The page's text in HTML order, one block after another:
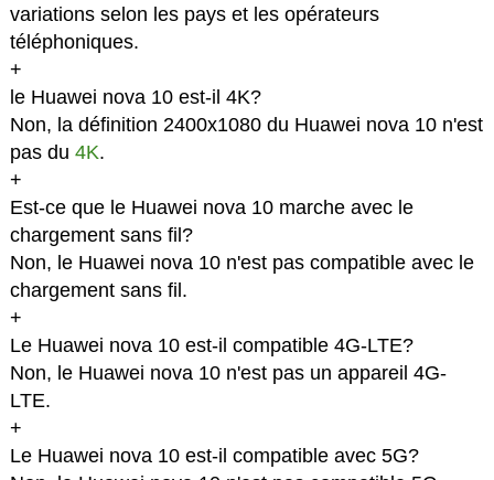
variations selon les pays et les opérateurs
téléphoniques.
+
le Huawei nova 10 est-il 4K?
Non, la définition 2400x1080 du Huawei nova 10 n'est
pas du 4K.
+
Est-ce que le Huawei nova 10 marche avec le
chargement sans fil?
Non, le Huawei nova 10 n'est pas compatible avec le
chargement sans fil.
+
Le Huawei nova 10 est-il compatible 4G-LTE?
Non, le Huawei nova 10 n'est pas un appareil 4G-
LTE.
+
Le Huawei nova 10 est-il compatible avec 5G?